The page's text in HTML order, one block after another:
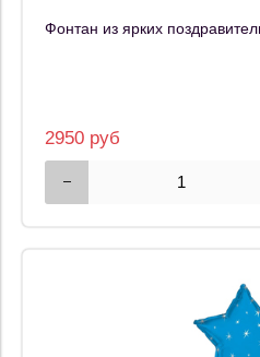
Фонтан из ярких
2950 руб